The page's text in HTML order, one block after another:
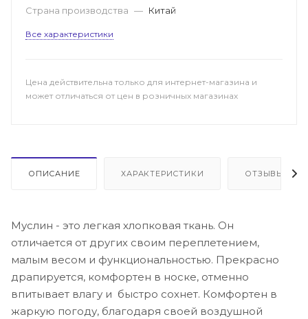
Страна производства — Китай
Все характеристики
Цена действительна только для интернет-магазина и
может отличаться от цен в розничных магазинах
ОПИСАНИЕ ХАРАКТЕРИСТИКИ ОТЗЫВЫ
Муслин - это легкая хлопковая ткань. Он
отличается от других своим переплетением,
малым весом и функциональностью. Прекрасно
драпируется, комфортен в носке, отменно
впитывает влагу и быстро сохнет. Комфортен в
жаркую погоду, благодаря своей воздушной